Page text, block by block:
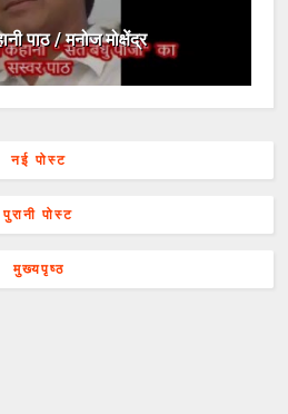
पाठ / मनोज मोक्षेंद्र
नई पोस्ट
पुरानी पोस्ट
मुख्यपृष्ठ